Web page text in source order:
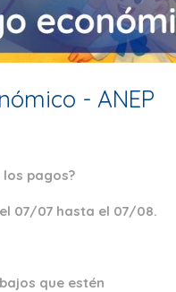
- ANEP
pagos?
07/07 hasta el 07/08.
que estén